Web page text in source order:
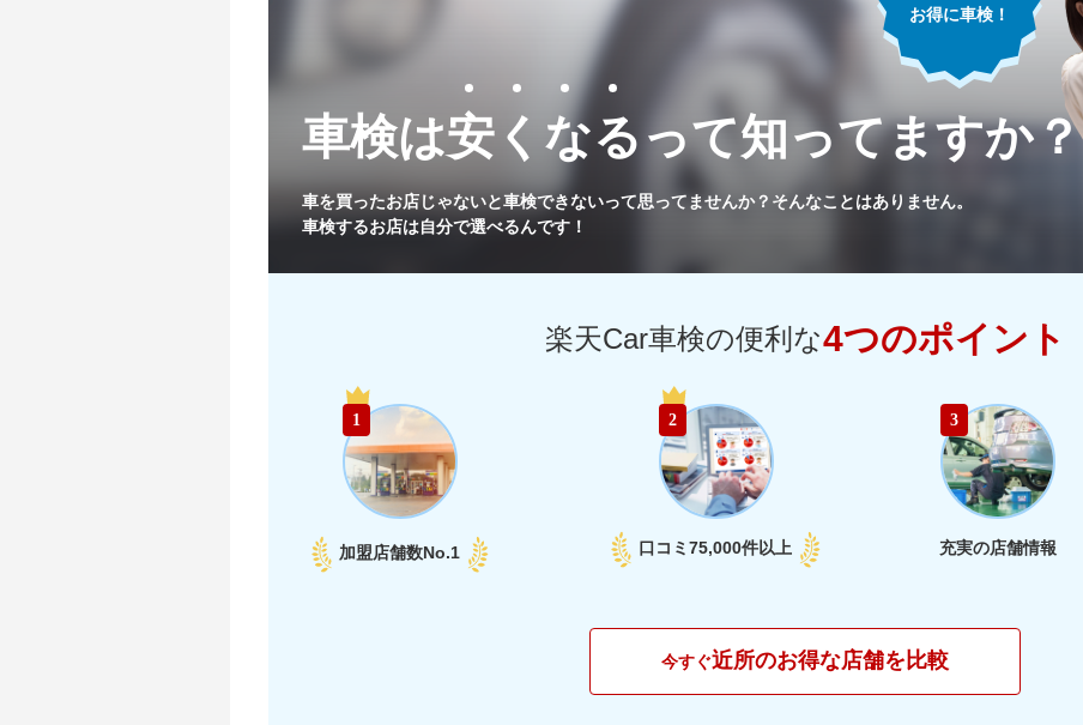
お得に車検！
車検は安くなるって知ってますか？
車を買ったお店じゃないと車検できないって思ってませんか？ そんなことはありません。
車検するお店は自分で選べるんです！
楽天Car車検の便利な4つのポイント
1
加盟店舗数No.1
2
口コミ75,000件以上
3
充実の店舗情報
今すぐ近所のお得な店舗を比較